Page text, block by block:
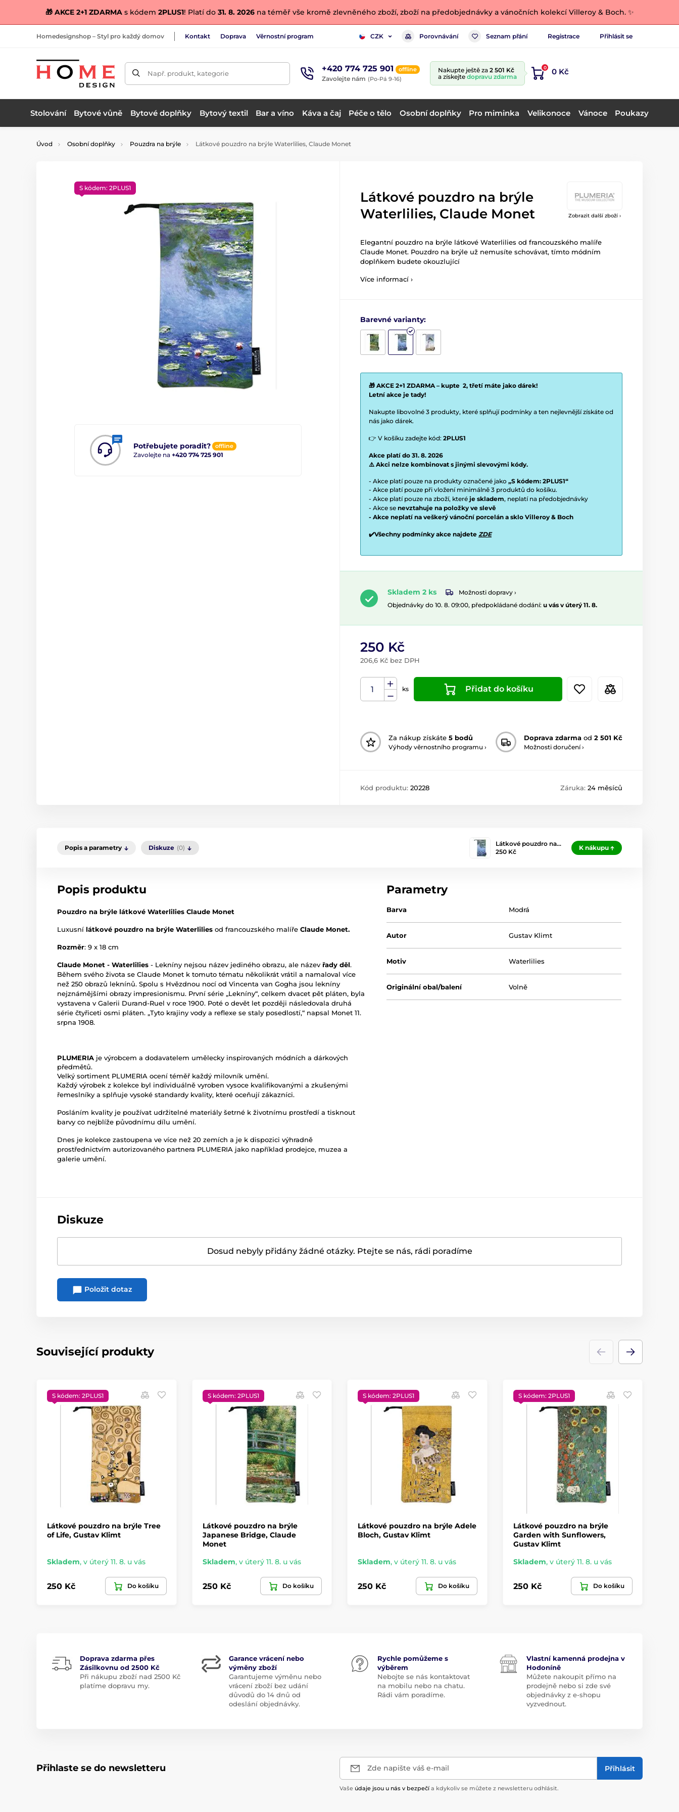
🎁 AKCE 2+1 ZDARMAs kódem 2PLUS1! Platí do31. 8. 2026na téměř vše kromě zlevněného zboží, zboží na předobjednávky a vánočních kolekcí Villeroy & Boch. ✨
Homedesignshop – Styl pro každý domov Kontakt Doprava Věrnostní program CZK Porovnávání Seznam přání Registrace Přihlásit se
Např. produkt, kategorie +420 774 725 901 offline
Zavolejte nám (Po-Pá 9-16)
Nakupte ještě za 2 501 Kč
a získejte dopravu zdarma
0 0 Kč
Stolování Bytové vůně Bytové doplňky Bytový textil Bar a víno Káva a čaj Péče o tělo Osobní doplňky Pro miminka Velikonoce Vánoce Poukazy
Úvod Osobní doplňky Pouzdra na brýle Látkové pouzdro na brýle Waterlilies, Claude Monet
Zobrazit další zboží ›
Potřebujete poradit? offline
Zavolejte na +420 774 725 901
S kódem: 2PLUS1
Látkové pouzdro na brýle
Waterlilies, Claude Monet
Elegantní pouzdro na brýle látkové Waterlilies od francouzského malíře
Claude Monet. Pouzdro na brýle už nemusíte schovávat, tímto módním
doplňkem budete okouzlující
Více informací ›
Barevné varianty:
🎁 AKCE 2+1 ZDARMA – kupte 2, třetí máte jako dárek!
Letní akce je tady!
Nakupte libovolné 3 produkty, které splňují podmínky a ten nejlevnější získáte od
nás jako dárek.
👉 V košíku zadejte kód: 2PLUS1
Akce platí do 31. 8. 2026
⚠️ Akci nelze kombinovat s jinými slevovými kódy.
- Akce platí pouze na produkty označené jako „S kódem: 2PLUS1“
- Akce platí pouze při vložení minimálně 3 produktů do košíku.
- Akce platí pouze na zboží, které je skladem, neplatí na předobjednávky
- Akce se nevztahuje na položky ve slevě
- Akce neplatí na veškerý vánoční porcelán a sklo Villeroy & Boch
✔️Všechny podmínky akce najdete ZDE
Skladem 2 ks
Možnosti dopravy ›
Objednávky do 10. 8. 09:00, předpokládané dodání: u vás v úterý 11. 8.
250 Kč
206,6 Kč bez DPH
ks Přidat do košíku
Za nákup získáte 5 bodů
Výhody věrnostního programu ›
Doprava zdarma od 2 501 Kč
Možnosti doručení ›
Kód produktu: 20228 Záruka: 24 měsíců
Popis a parametry Diskuze (0)
Látkové pouzdro na…
250 Kč
K nákupu
Popis produktu
Pouzdro na brýle látkové Waterlilies Claude Monet
Luxusní látkové pouzdro na brýle Waterlilies od francouzského malíře Claude Monet.
Rozměr: 9 x 18 cm
Claude Monet - Waterlilies - Lekníny nejsou název jediného obrazu, ale název řady děl.
Během svého života se Claude Monet k tomuto tématu několikrát vrátil a namaloval více
než 250 obrazů leknínů. Spolu s Hvězdnou nocí od Vincenta van Gogha jsou lekníny
nejznámějšími obrazy impresionismu. První série „Lekníny“, celkem dvacet pět pláten, byla
vystavena v Galerii Durand-Ruel v roce 1900. Poté o devět let později následovala druhá
série čtyřiceti osmi pláten. „Tyto krajiny vody a reflexe se staly posedlostí,“ napsal Monet 11.
srpna 1908.
PLUMERIA je výrobcem a dodavatelem umělecky inspirovaných módních a dárkových
předmětů.
Velký sortiment PLUMERIA ocení téměř každý milovník umění.
Každý výrobek z kolekce byl individuálně vyroben vysoce kvalifikovanými a zkušenými
řemeslníky a splňuje vysoké standardy kvality, které oceňují zákazníci.
Posláním kvality je používat udržitelné materiály šetrné k životnímu prostředí a tisknout
barvy co nejblíže původnímu dílu umění.
Dnes je kolekce zastoupena ve více než 20 zemích a je k dispozici výhradně
prostřednictvím autorizovaného partnera PLUMERIA jako například prodejce, muzea a
galerie umění.
Parametry
Barva Modrá
Autor Gustav Klimt
Motiv Waterlilies
Originální obal/balení Volně
Diskuze
Dosud nebyly přidány žádné otázky. Ptejte se nás, rádi poradíme
Položit dotaz
Související produkty
S kódem: 2PLUS1
Látkové pouzdro na brýle Tree
of Life, Gustav Klimt
Skladem, v úterý 11. 8. u vás
250 Kč Do košíku
S kódem: 2PLUS1
Látkové pouzdro na brýle
Japanese Bridge, Claude
Monet
Skladem, v úterý 11. 8. u vás
250 Kč Do košíku
S kódem: 2PLUS1
Látkové pouzdro na brýle Adele
Bloch, Gustav Klimt
Skladem, v úterý 11. 8. u vás
250 Kč Do košíku
S kódem: 2PLUS1
Látkové pouzdro na brýle
Garden with Sunflowers,
Gustav Klimt
Skladem, v úterý 11. 8. u vás
250 Kč Do košíku
Doprava zdarma přes
Zásilkovnu od 2500 Kč
Při nákupu zboží nad 2500 Kč
platíme dopravu my.
Garance vrácení nebo
výměny zboží
Garantujeme výměnu nebo
vrácení zboží bez udání
důvodů do 14 dnů od
odeslání objednávky.
Rychle pomůžeme s
výběrem
Nebojte se nás kontaktovat
na mobilu nebo na chatu.
Rádi vám poradíme.
Vlastní kamenná prodejna v
Hodoníně
Můžete nakoupit přímo na
prodejně nebo si zde své
objednávky z e-shopu
vyzvednout.
Přihlaste se do newsletteru Zde napište váš e-mail Přihlásit
Vaše údaje jsou u nás v bezpečí a kdykoliv se můžete z newsletteru odhlásit.